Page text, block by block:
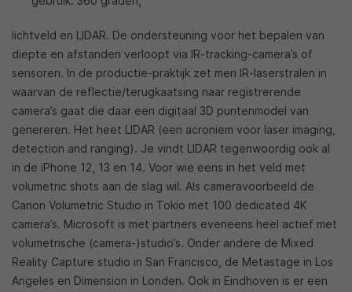
lichtveld en LIDAR. De ondersteuning voor het bepalen van
diepte en afstanden verloopt via IR-tracking-camera’s of
sensoren. In de productie-praktijk zet men IR-laserstralen in
waarvan de reflectie/terugkaatsing naar registrerende
camera’s gaat die daar een digitaal 3D puntenmodel van
genereren. Het heet LIDAR (een acroniem voor laser imaging,
detection and ranging). Je vindt LIDAR tegenwoordig ook al
in de iPhone 12, 13 en 14. Voor wie eens in het veld met
volumetric shots aan de slag wil. Als cameravoorbeeld de
Canon Volumetric Studio in Tokio met 100 dedicated 4K
camera’s. Microsoft is met partners eveneens heel actief met
volumetrische (camera-)studio’s. Onder andere de Mixed
Reality Capture studio in San Francisco, de Metastage in Los
Angeles en Dimension in Londen. Ook in Eindhoven is er een